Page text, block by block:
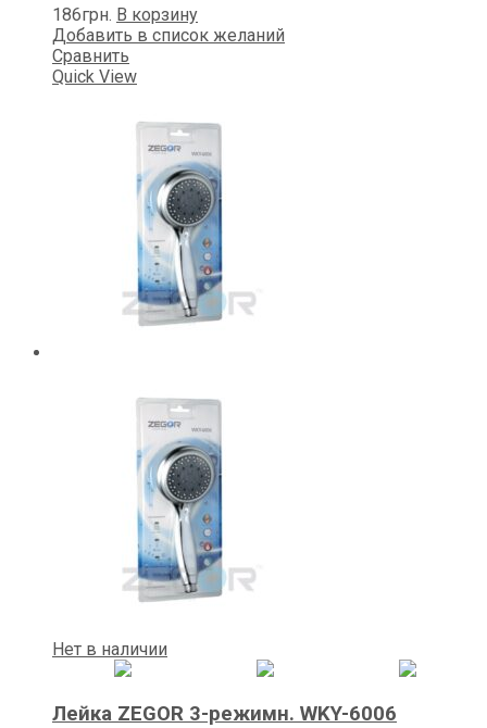
186грн. В корзину
Добавить в список желаний
Сравнить
Quick View
Нет в наличии
Лейка ZEGOR 3-режимн. WKY-6006